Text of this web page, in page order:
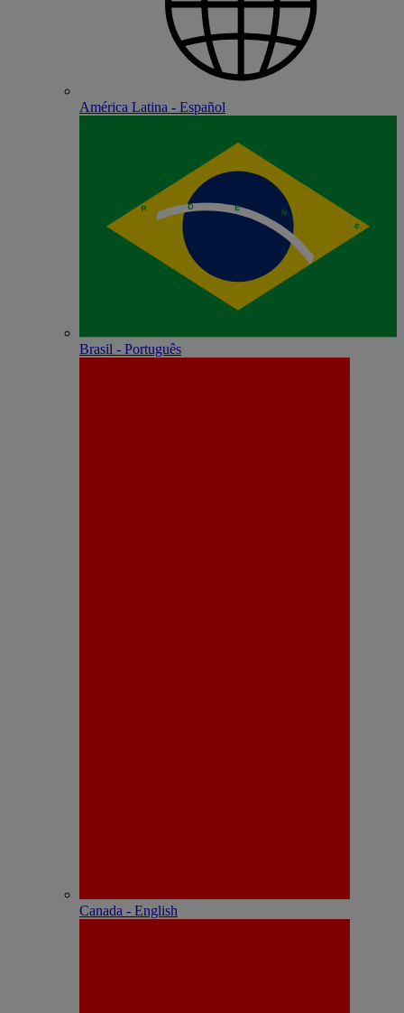
América Latina - Español
Brasil - Português
Canada - English